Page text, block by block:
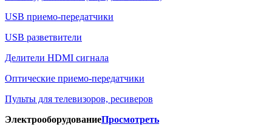
USB приемо-передатчики
USB разветвители
Делители HDMI сигнала
Оптические приемо-передатчики
Пульты для телевизоров, ресиверов
ЭлектрооборудованиеПросмотреть